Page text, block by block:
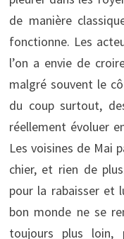
de manière
fonctionne. Les
l’on a envie de
malgré souvent le
du coup surtout,
réellement évoluer
Les voisines de Mai
chier, et rien de
pour la rabaisser et
bon monde ne se
toujours plus